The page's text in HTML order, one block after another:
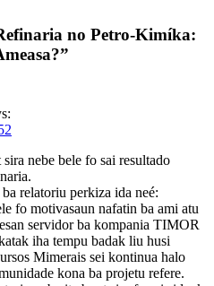
no Petro-Kimíka:
nebe bele fo sai resultado
relatoriu perkiza ida neé:
fo motivasaun nafatin ba ami atu
servidor ba kompania TIMOR
iha tempu badak liu husi
Mimerais sei kontinua halo
kona ba projetu refere.